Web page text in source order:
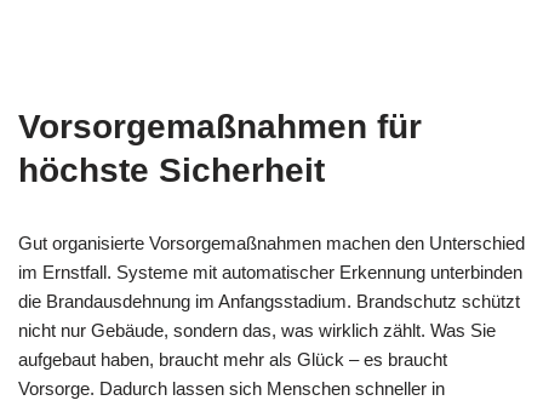
Vorsorgemaßnahmen für
höchste Sicherheit
Gut organisierte Vorsorgemaßnahmen machen den Unterschied
im Ernstfall. Systeme mit automatischer Erkennung unterbinden
die Brandausdehnung im Anfangsstadium. Brandschutz schützt
nicht nur Gebäude, sondern das, was wirklich zählt. Was Sie
aufgebaut haben, braucht mehr als Glück – es braucht
Vorsorge. Dadurch lassen sich Menschen schneller in